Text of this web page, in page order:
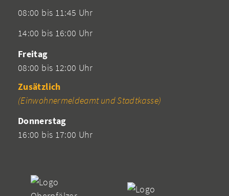
08:00 bis 11:45 Uhr
14:00 bis 16:00 Uhr
Freitag
08:00 bis 12:00 Uhr
Zusätzlich
(Einwohnermeldeamt und Stadtkasse)
Donnerstag
16:00 bis 17:00 Uhr